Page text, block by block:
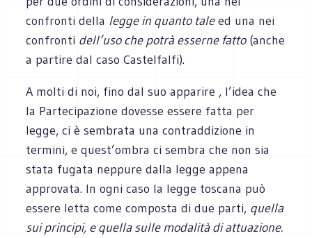
confronti della legge in quanto taleed una nei
confronti dell’uso che potrà esserne fatto(anche
a partire dal caso Castelfalfi).
A molti di noi, fino dal suo apparire , l’idea che
la Partecipazione dovesse essere fatta per
legge, ci è sembrata una contraddizione in
termini, e quest’ombra ci sembra che non sia
stata fugata neppure dalla legge appena
approvata. In ogni caso la legge toscana può
essere letta come composta di due parti, quella
sui principi, e quella sulle modalità di attuazione.